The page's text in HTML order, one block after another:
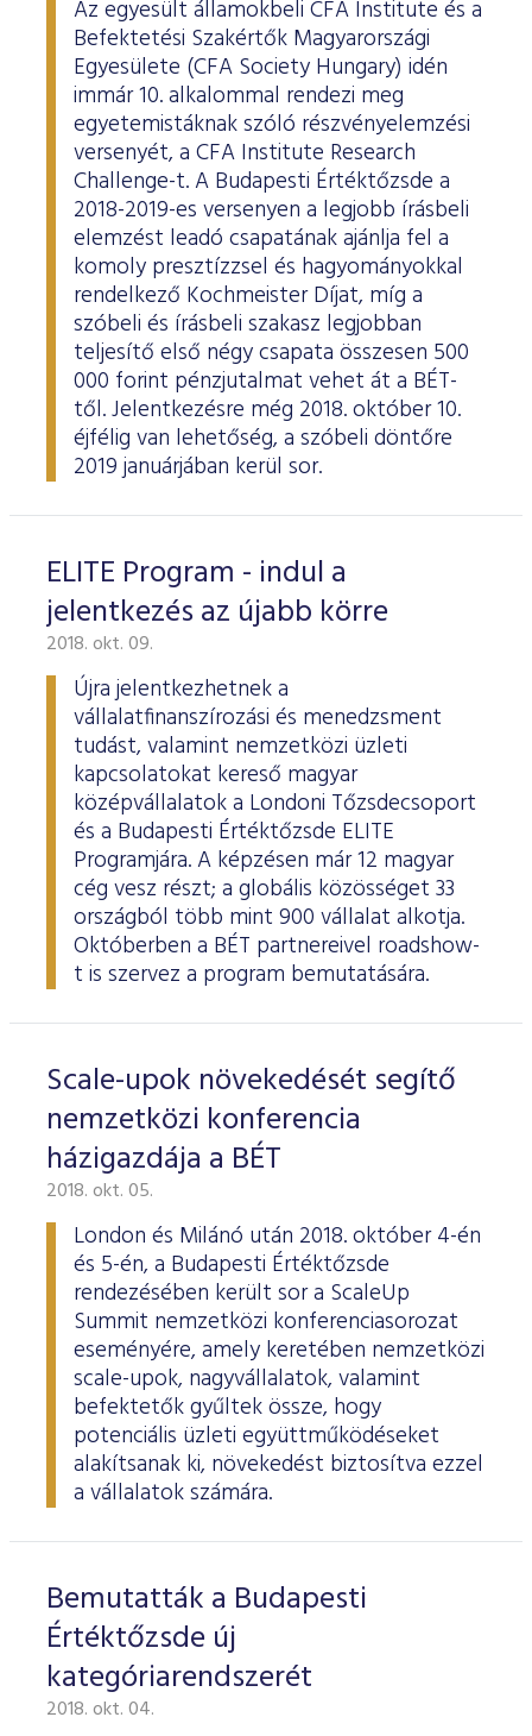
Az egyesült államokbeli CFA Institute és a
Befektetési Szakértők Magyarországi
Egyesülete (CFA Society Hungary) idén
immár 10. alkalommal rendezi meg
egyetemistáknak szóló részvényelemzési
versenyét, a CFA Institute Research
Challenge-t. A Budapesti Értéktőzsde a
2018-2019-es versenyen a legjobb írásbeli
elemzést leadó csapatának ajánlja fel a
komoly presztízzsel és hagyományokkal
rendelkező Kochmeister Díjat, míg a
szóbeli és írásbeli szakasz legjobban
teljesítő első négy csapata összesen 500
000 forint pénzjutalmat vehet át a BÉT-
től. Jelentkezésre még 2018. október 10.
éjfélig van lehetőség, a szóbeli döntőre
2019 januárjában kerül sor.
ELITE Program - indul a
jelentkezés az újabb körre
2018. okt. 09.
Újra jelentkezhetnek a
vállalatfinanszírozási és menedzsment
tudást, valamint nemzetközi üzleti
kapcsolatokat kereső magyar
középvállalatok a Londoni Tőzsdecsoport
és a Budapesti Értéktőzsde ELITE
Programjára. A képzésen már 12 magyar
cég vesz részt; a globális közösséget 33
országból több mint 900 vállalat alkotja.
Októberben a BÉT partnereivel roadshow-
t is szervez a program bemutatására.
Scale-upok növekedését segítő
nemzetközi konferencia
házigazdája a BÉT
2018. okt. 05.
London és Milánó után 2018. október 4-én
és 5-én, a Budapesti Értéktőzsde
rendezésében került sor a ScaleUp
Summit nemzetközi konferenciasorozat
eseményére, amely keretében nemzetközi
scale-upok, nagyvállalatok, valamint
befektetők gyűltek össze, hogy
potenciális üzleti együttműködéseket
alakítsanak ki, növekedést biztosítva ezzel
a vállalatok számára.
Bemutatták a Budapesti
Értéktőzsde új
kategóriarendszerét
2018. okt. 04.